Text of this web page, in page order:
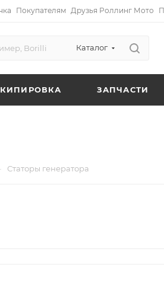
Покупателям Друзья Роллинг Мото
Каталог
ЗАПЧАСТИ
Статоры генератора